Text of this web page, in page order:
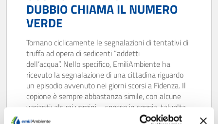
DUBBIO CHIAMA IL NUMERO
VERDE
Tornano ciclicamente le segnalazioni di tentativi di
truffa ad opera di sedicenti “addetti
dell’acqua”. Nello specifico, EmiliAmbiente ha
ricevuto la segnalazione di una cittadina riguardo
un episodio avvenuto nei giorni scorsi a Fidenza. Il
copione è sempre abbastanza simile, con alcune
varianti: alcuni uomini – spesso in coppia, talvolta
dotati di gilet catarifrangenti – chiedono di